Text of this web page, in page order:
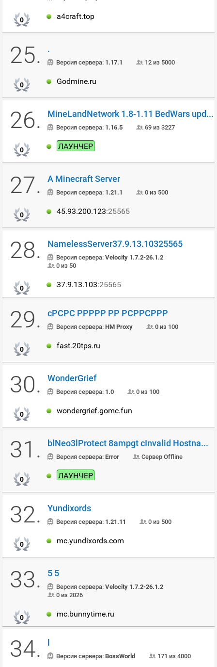
0 a4craft.top
25. .
Версия сервера: 1.17.1 12 из 5000
0 Godmine.ru
26. MineLandNetwork 1.8-1.11 BedWars update
Версия сервера: 1.16.5 69 из 3227
0 ЛАУНЧЕР
27. A Minecraft Server
Версия сервера: 1.21.1 0 из 500
0 45.93.200.123:25565
28. NamelessServer37.9.13.10325565
Версия сервера: Velocity 1.7.2-26.1.2
0 из 50
0 37.9.13.103:25565
29. cРСРС РРРРР РР РСРРСРРР
Версия сервера: HM Proxy 0 из 100
0 fast.20tps.ru
30. WonderGrief
Версия сервера: 1.0 0 из 100
0 wondergrief.gomc.fun
31. blNeo3lProtect 8ampgt cInvalid Hostname7Visit
Версия сервера: Error Сервер Offline
0 ЛАУНЧЕР
32. Yundixords
Версия сервера: 1.21.11 0 из 500
0 mc.yundixords.com
33. 5 5
Версия сервера: Velocity 1.7.2-26.1.2
0 из 2026
0 mc.bunnytime.ru
34. Версия сервера: BossWorld 171 из 4000